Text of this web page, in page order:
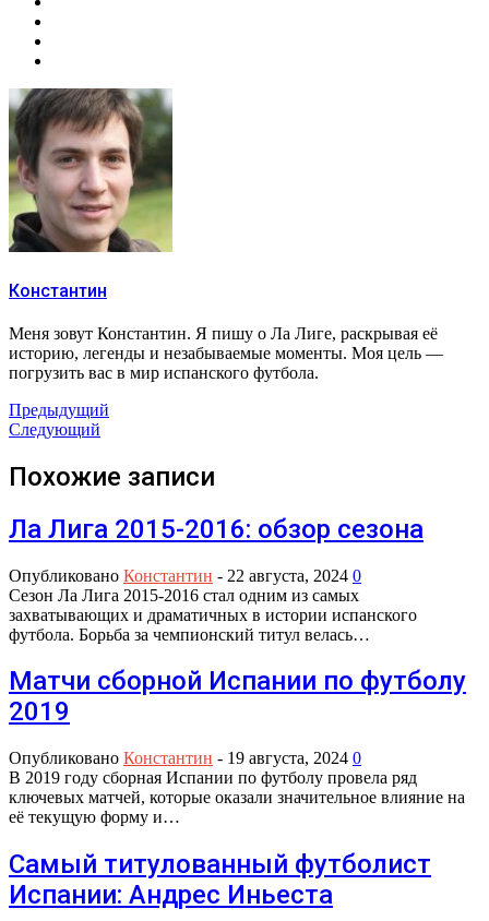
Константин
Меня зовут Константин. Я пишу о Ла Лиге, раскрывая её
историю, легенды и незабываемые моменты. Моя цель —
погрузить вас в мир испанского футбола.
Предыдущий
Следующий
Похожие записи
Ла Лига 2015-2016: обзор сезона
Опубликовано Константин - 22 августа, 2024 0
Сезон Ла Лига 2015-2016 стал одним из самых
захватывающих и драматичных в истории испанского
футбола. Борьба за чемпионский титул велась…
Матчи сборной Испании по футболу
2019
Опубликовано Константин - 19 августа, 2024 0
В 2019 году сборная Испании по футболу провела ряд
ключевых матчей, которые оказали значительное влияние на
её текущую форму и…
Самый титулованный футболист
Испании: Андрес Иньеста